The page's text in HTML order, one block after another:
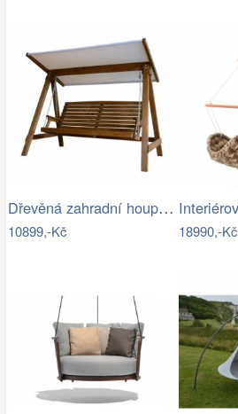
Dřevěná zahradní houpačka Lucas pro 4…
10899,-Kč 18990,-Kč